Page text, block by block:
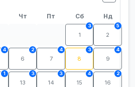
Чт Пт Сб Нд
1
3
2
5
4
6
2
7
4
8
3
9
4
1
13
3
14
3
15
4
16
2